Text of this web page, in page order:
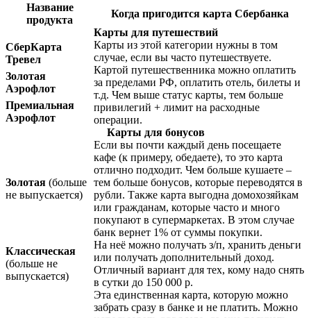
Название
продукта
Когда пригодится карта Сбербанка
Карты для путешествий
СберКарта
Тревел
Карты из этой категории нужны в том
случае, если вы часто путешествуете.
Картой путешественника можно оплатить
за пределами РФ, оплатить отель, билеты и
т.д. Чем выше статус карты, тем больше
привилегий + лимит на расходные
операции.
Золотая
Аэрофлот
Премиальная
Аэрофлот
Карты для бонусов
Золотая (больше
не выпускается)
Если вы почти каждый день посещаете
кафе (к примеру, обедаете), то это карта
отлично подходит. Чем больше кушаете –
тем больше бонусов, которые переводятся в
рубли. Также карта выгодна домохозяйкам
или гражданам, которые часто и много
покупают в супермаркетах. В этом случае
банк вернет 1% от суммы покупки.
Классическая
(больше не
выпускается)
На неё можно получать з/п, хранить деньги
или получать дополнительный доход.
Отличный вариант для тех, кому надо снять
в сутки до 150 000 р.
Эта единственная карта, которую можно
забрать сразу в банке и не платить. Можно